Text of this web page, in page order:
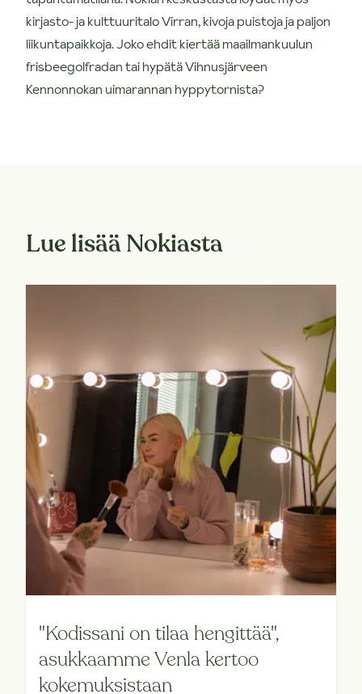
kirjasto- ja kulttuuritalo Virran, kivoja puistoja ja paljon
liikuntapaikkoja. Joko ehdit kiertää maailmankuulun
frisbeegolfradan tai hypätä Vihnusjärveen
Kennonnokan uimarannan hyppytornista?
Lue lisää Nokiasta
"Kodissani on tilaa hengittää",
asukkaamme Venla kertoo
kokemuksistaan